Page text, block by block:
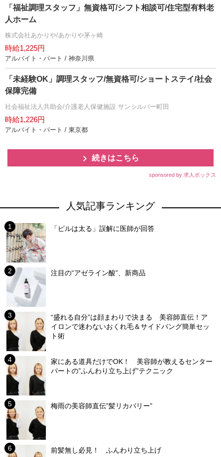
「福祉調理スタッフ」無資格可/シフト相談可/住宅型有料老
人ホーム
株式会社あかりや/あかりや茅ヶ崎
時給1,225円
アルバイト・パート / 神奈川県
「未経験OK」調理スタッフ/無資格可/ショートステイ/社会
保障完備
社会福祉法人共助会/介護老人保健施設 サンシルバー町田
時給1,226円
アルバイト・パート / 東京都
続きはこちら
sponsored by 求人ボックス
人気記事ランキング
「ピルは太る」誤解に医師が回答
注目の“アゼライン酸”、新商品
“盛れる自分”は顔まわりで決まる 美容師直伝！ア
イロンで迷わないおくれ毛＆サイドバング簡単セッ
ト術
家にある道具だけでOK！ 美容師が教えるセンター
パートの”ふんわり立ち上げ”テクニック
梅雨の美容師直伝”髪リカバリー”
前髪無し必見！ ふんわり立ち上げ